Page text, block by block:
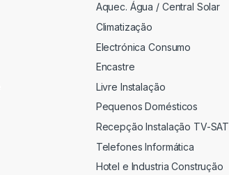
Aquec. Água / Central Solar
Climatização
Electrónica Consumo
Encastre
Livre Instalação
Pequenos Domésticos
Recepção Instalação TV-SAT
Telefones Informática
Hotel e Industria Construção